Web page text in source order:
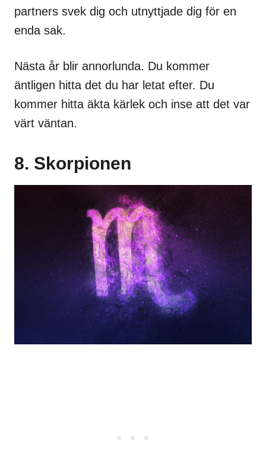
partners svek dig och utnyttjade dig för en
enda sak.
Nästa år blir annorlunda. Du kommer
äntligen hitta det du har letat efter. Du
kommer hitta äkta kärlek och inse att det var
värt väntan.
8. Skorpionen